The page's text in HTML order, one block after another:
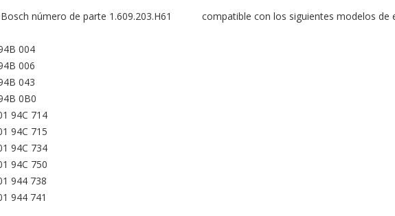
número de parte 1.609.203.H61           compatible con los siguientes modelos de
004
006
043
0B0
94C 714
94C 715
94C 734
94C 750
944 738
944 741